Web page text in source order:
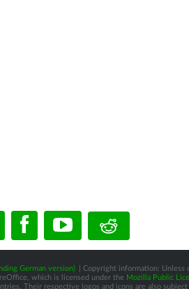
German version)
| Copyright information: Unless
which is licensed under the Mozilla Public
Their respective logos and icons are also